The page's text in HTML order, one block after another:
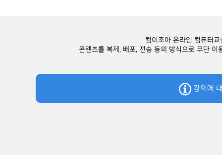
컴이조아 온라인 컴퓨터
콘텐츠를 복제, 배포, 전송 등의 방식으로 무단 이
강의에